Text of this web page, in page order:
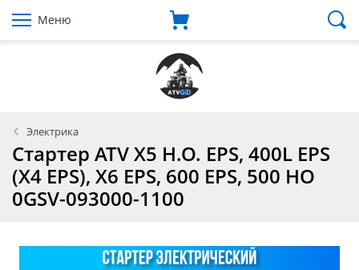
Меню
Электрика
Стартер ATV X5 H.O. EPS, 400L EPS
(X4 EPS), X6 EPS, 600 EPS, 500 HO
0GSV-093000-1100